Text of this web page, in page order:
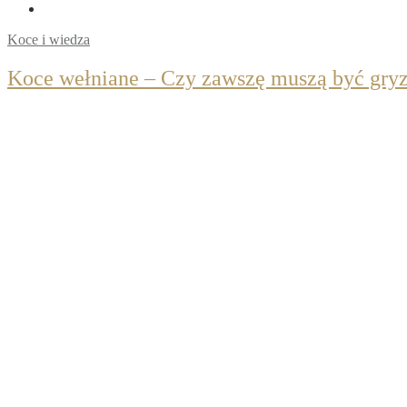
Koce i wiedza
Koce wełniane – Czy zawszę muszą być